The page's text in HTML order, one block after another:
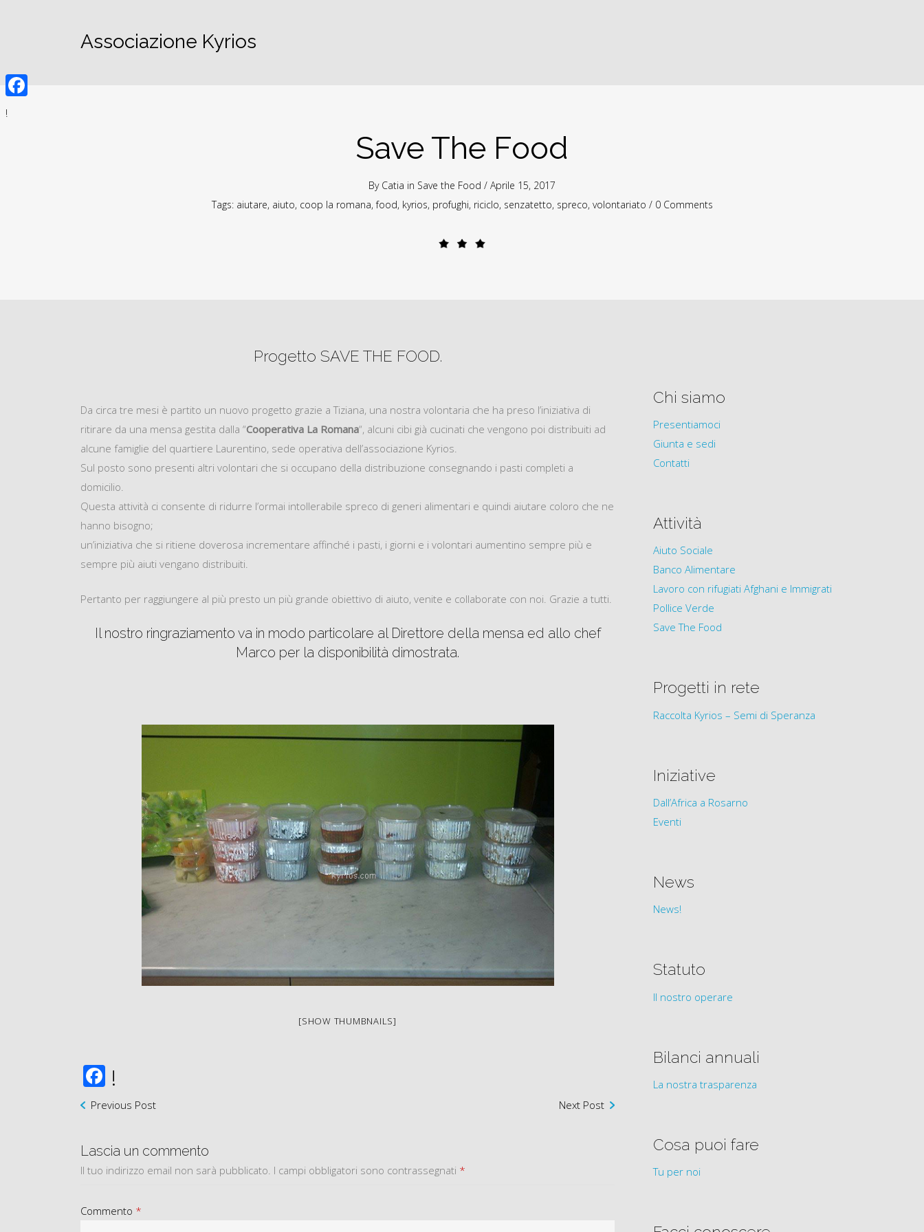
Associazione Kyrios
Save The Food
By Catia in Save the Food / Aprile 15, 2017
Tags: aiutare, aiuto, coop la romana,food, kyrios, profughi, riciclo, senzatetto, spreco, volontariato / 0 Comments
Progetto SAVE THE FOOD.
Da circa tre mesi è partito un nuovo progetto grazie a Tiziana, una nostra volontaria che ha preso l’iniziativa di
ritirare da una mensa gestita dalla “Cooperativa La Romana“, alcuni cibi già cucinati che vengono poi distribuiti ad
alcune famiglie del quartiere Laurentino, sede operativa dell’associazione Kyrios.
Sul posto sono presenti altri volontari che si occupano della distribuzione consegnando i pasti completi a
domicilio.
Questa attività ci consente di ridurre l’ormai intollerabile spreco di generi alimentari e quindi aiutare coloro che ne
hanno bisogno;
un’iniziativa che si ritiene doverosa incrementare affinché i pasti, i giorni e i volontari aumentino sempre più e
sempre più aiuti vengano distribuiti.
Pertanto per raggiungere al più presto un più grande obiettivo di aiuto, venite e collaborate con noi. Grazie a tutti.
Il nostro ringraziamento va in modo particolare al Direttore della mensa ed allo chef
Marco per la disponibilità dimostrata.
[SHOW THUMBNAILS]
Facebook
!
Previous Post Next Post
Lascia un commento
Il tuo indirizzo email non sarà pubblicato. I campi obbligatori sono contrassegnati *
Commento *
Chi siamo
Presentiamoci
Giunta e sedi
Contatti
Attività
Aiuto Sociale
Banco Alimentare
Lavoro con rifugiati Afghani e Immigrati
Pollice Verde
Save The Food
Progetti in rete
Raccolta Kyrios – Semi di Speranza
Iniziative
Dall’Africa a Rosarno
Eventi
News
News!
Statuto
Il nostro operare
Bilanci annuali
La nostra trasparenza
Cosa puoi fare
Tu per noi
Facebook
!